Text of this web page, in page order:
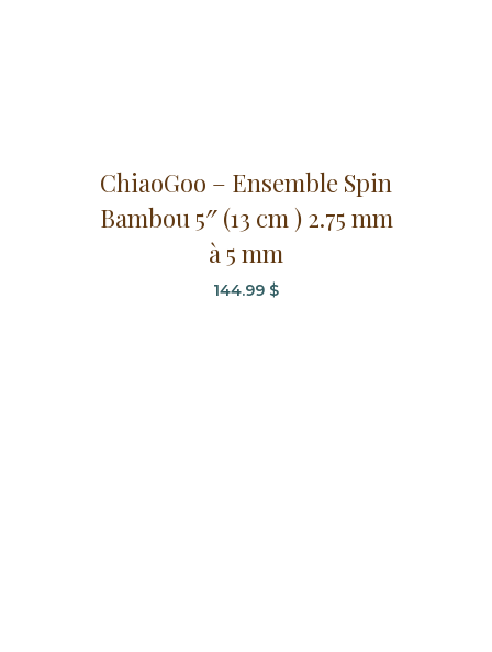
ChiaoGoo – Ensemble Spin
Bambou 5″ (13 cm ) 2.75 mm
à 5 mm
144.99 $